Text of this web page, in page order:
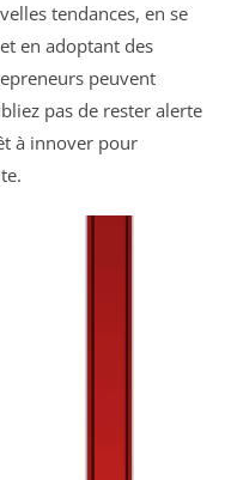
tendances, en se
en adoptant des
peuvent
pas de rester alerte
à innover pour